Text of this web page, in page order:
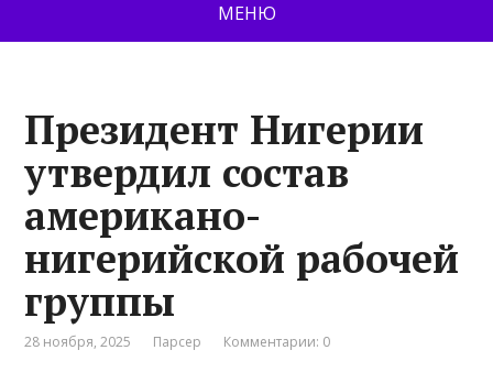
МЕНЮ
Президент Нигерии
утвердил состав
американо-
нигерийской рабочей
группы
28 ноября, 2025 Парсер Комментарии: 0